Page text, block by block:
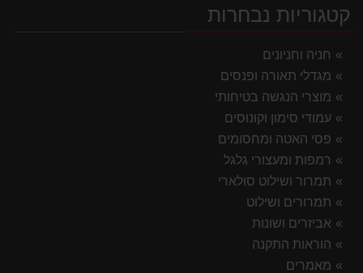
קטגוריות נבחרות
חניה וחניונים
מגדלי תאורה ופנסים
מוצרי הנגשה בטיחותי
עמודי סימון וקונוסים
פסי האטה ומחסומים
רמפות ומעצורי גלגל
תמרור ושילוט סולארי
תמרורים ושילוט
אביזרים ושונות
הוראות התקנה
מאמרים